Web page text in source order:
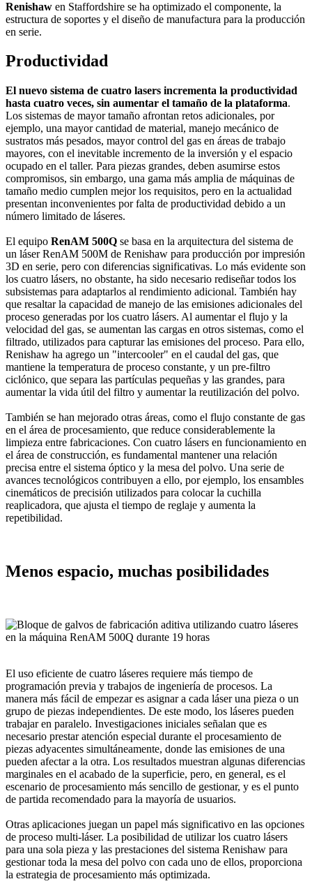
Renishaw en Staffordshire se ha optimizado el componente, la
estructura de soportes y el diseño de manufactura para la producción
en serie.
Productividad
El nuevo sistema de cuatro lasers incrementa la productividad
hasta cuatro veces, sin aumentar el tamaño de la plataforma.
Los sistemas de mayor tamaño afrontan retos adicionales, por
ejemplo, una mayor cantidad de material, manejo mecánico de
sustratos más pesados, mayor control del gas en áreas de trabajo
mayores, con el inevitable incremento de la inversión y el espacio
ocupado en el taller. Para piezas grandes, deben asumirse estos
compromisos, sin embargo, una gama más amplia de máquinas de
tamaño medio cumplen mejor los requisitos, pero en la actualidad
presentan inconvenientes por falta de productividad debido a un
número limitado de láseres.
El equipo RenAM 500Q se basa en la arquitectura del sistema de
un láser RenAM 500M de Renishaw para producción por impresión
3D en serie, pero con diferencias significativas. Lo más evidente son
los cuatro lásers, no obstante, ha sido necesario rediseñar todos los
subsistemas para adaptarlos al rendimiento adicional. También hay
que resaltar la capacidad de manejo de las emisiones adicionales del
proceso generadas por los cuatro lásers. Al aumentar el flujo y la
velocidad del gas, se aumentan las cargas en otros sistemas, como el
filtrado, utilizados para capturar las emisiones del proceso. Para ello,
Renishaw ha agrego un "intercooler" en el caudal del gas, que
mantiene la temperatura de proceso constante, y un pre-filtro
ciclónico, que separa las partículas pequeñas y las grandes, para
aumentar la vida útil del filtro y aumentar la reutilización del polvo.
También se han mejorado otras áreas, como el flujo constante de gas
en el área de procesamiento, que reduce considerablemente la
limpieza entre fabricaciones. Con cuatro lásers en funcionamiento en
el área de construcción, es fundamental mantener una relación
precisa entre el sistema óptico y la mesa del polvo. Una serie de
avances tecnológicos contribuyen a ello, por ejemplo, los ensambles
cinemáticos de precisión utilizados para colocar la cuchilla
reaplicadora, que ajusta el tiempo de reglaje y aumenta la
repetibilidad.
Menos espacio, muchas posibilidades
El uso eficiente de cuatro láseres requiere más tiempo de
programación previa y trabajos de ingeniería de procesos. La
manera más fácil de empezar es asignar a cada láser una pieza o un
grupo de piezas independientes. De este modo, los láseres pueden
trabajar en paralelo. Investigaciones iniciales señalan que es
necesario prestar atención especial durante el procesamiento de
piezas adyacentes simultáneamente, donde las emisiones de una
pueden afectar a la otra. Los resultados muestran algunas diferencias
marginales en el acabado de la superficie, pero, en general, es el
escenario de procesamiento más sencillo de gestionar, y es el punto
de partida recomendado para la mayoría de usuarios.
Otras aplicaciones juegan un papel más significativo en las opciones
de proceso multi-láser. La posibilidad de utilizar los cuatro lásers
para una sola pieza y las prestaciones del sistema Renishaw para
gestionar toda la mesa del polvo con cada uno de ellos, proporciona
la estrategia de procesamiento más optimizada.